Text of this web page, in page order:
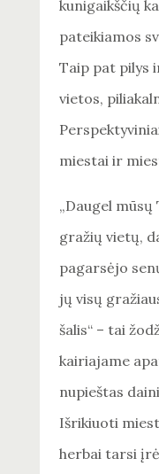
kunigaikščių
pateikiamos
Taip pat pilys
vietos,
miestai ir
„Daugel
gražių vietų,
pagarsėjo
jų visų
šalis“ – tai
kairiajame
nupieštas
Išrikiuoti
herbai tarsi